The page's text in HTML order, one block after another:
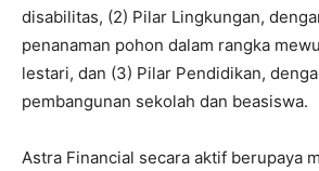
disabilitas, (2) Pilar Lingkungan,
penanaman pohon dalam rangka
lestari, dan (3) Pilar Pendidikan,
pembangunan sekolah dan beasiswa.
Astra Financial secara aktif berupaya